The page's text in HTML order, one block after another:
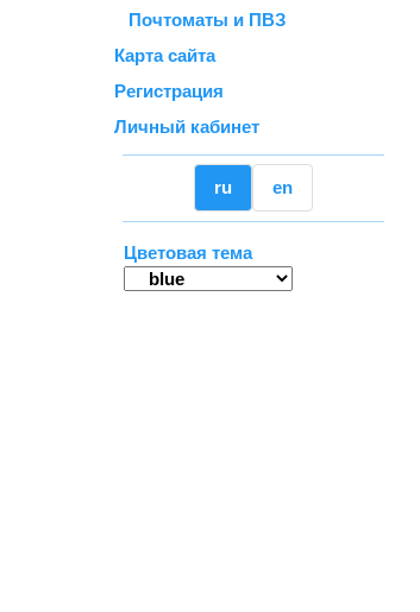
Почтоматы и ПВЗ
Карта сайта
Регистрация
Личный кабинет
ru en
Цветовая тема